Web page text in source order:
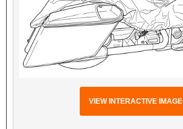
VIEW INTERACTIVE IMAGE